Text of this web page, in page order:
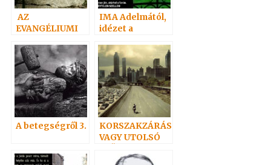
AZ
EVANGÉLIUMI
ÉRTÉKE
IMA Adelmától,
idézet a
Szellemtől 4.
A betegségről 3.
KORSZAKZÁRÁS
VAGY UTOLSÓ
posztra